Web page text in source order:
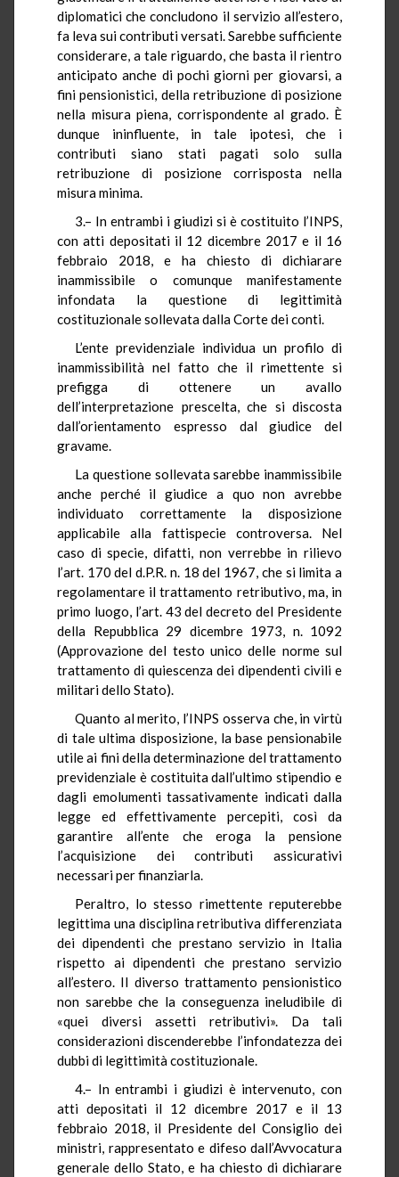
diplomatici che concludono il servizio all’estero,
fa leva sui contributi versati. Sarebbe sufficiente
considerare, a tale riguardo, che basta il rientro
anticipato anche di pochi giorni per giovarsi, a
fini pensionistici, della retribuzione di posizione
nella misura piena, corrispondente al grado. È
dunque ininfluente, in tale ipotesi, che i
contributi siano stati pagati solo sulla
retribuzione di posizione corrisposta nella
misura minima.
3.– In entrambi i giudizi si è costituito l’INPS,
con atti depositati il 12 dicembre 2017 e il 16
febbraio 2018, e ha chiesto di dichiarare
inammissibile o comunque manifestamente
infondata la questione di legittimità
costituzionale sollevata dalla Corte dei conti.
L’ente previdenziale individua un profilo di
inammissibilità nel fatto che il rimettente si
prefigga di ottenere un avallo
dell’interpretazione prescelta, che si discosta
dall’orientamento espresso dal giudice del
gravame.
La questione sollevata sarebbe inammissibile
anche perché il giudice a quo non avrebbe
individuato correttamente la disposizione
applicabile alla fattispecie controversa. Nel
caso di specie, difatti, non verrebbe in rilievo
l’art. 170 del d.P.R. n. 18 del 1967, che si limita a
regolamentare il trattamento retributivo, ma, in
primo luogo, l’art. 43 del decreto del Presidente
della Repubblica 29 dicembre 1973, n. 1092
(Approvazione del testo unico delle norme sul
trattamento di quiescenza dei dipendenti civili e
militari dello Stato).
Quanto al merito, l’INPS osserva che, in virtù
di tale ultima disposizione, la base pensionabile
utile ai fini della determinazione del trattamento
previdenziale è costituita dall’ultimo stipendio e
dagli emolumenti tassativamente indicati dalla
legge ed effettivamente percepiti, così da
garantire all’ente che eroga la pensione
l’acquisizione dei contributi assicurativi
necessari per finanziarla.
Peraltro, lo stesso rimettente reputerebbe
legittima una disciplina retributiva differenziata
dei dipendenti che prestano servizio in Italia
rispetto ai dipendenti che prestano servizio
all’estero. Il diverso trattamento pensionistico
non sarebbe che la conseguenza ineludibile di
«quei diversi assetti retributivi». Da tali
considerazioni discenderebbe l’infondatezza dei
dubbi di legittimità costituzionale.
4.– In entrambi i giudizi è intervenuto, con
atti depositati il 12 dicembre 2017 e il 13
febbraio 2018, il Presidente del Consiglio dei
ministri, rappresentato e difeso dall’Avvocatura
generale dello Stato, e ha chiesto di dichiarare